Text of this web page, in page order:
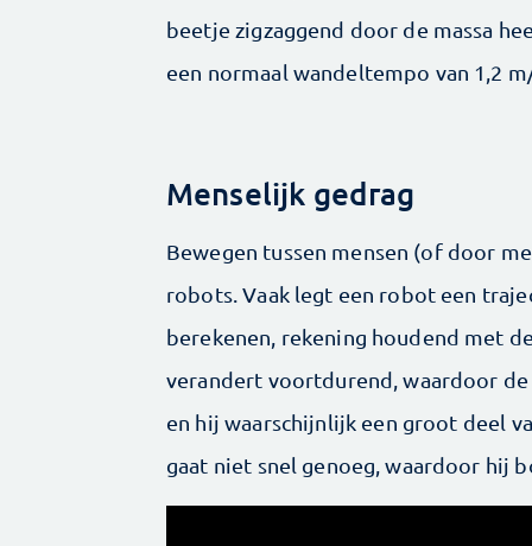
beetje zigzaggend door de massa
een normaal wandeltempo van 1,2
Menselijk gedrag
Bewegen tussen mensen (of door
robots. Vaak legt een robot een
berekenen, rekening houdend met
verandert voortdurend, waardoor
en hij waarschijnlijk een groot deel
gaat niet snel genoeg, waardoor hij